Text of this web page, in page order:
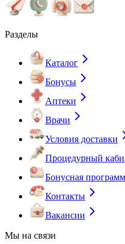
Разделы
Каталог
Бонусы
Аптеки
Врачи
Условия доставки
Процедурный
Бонусная
Контакты
Вакансии
Мы на связи